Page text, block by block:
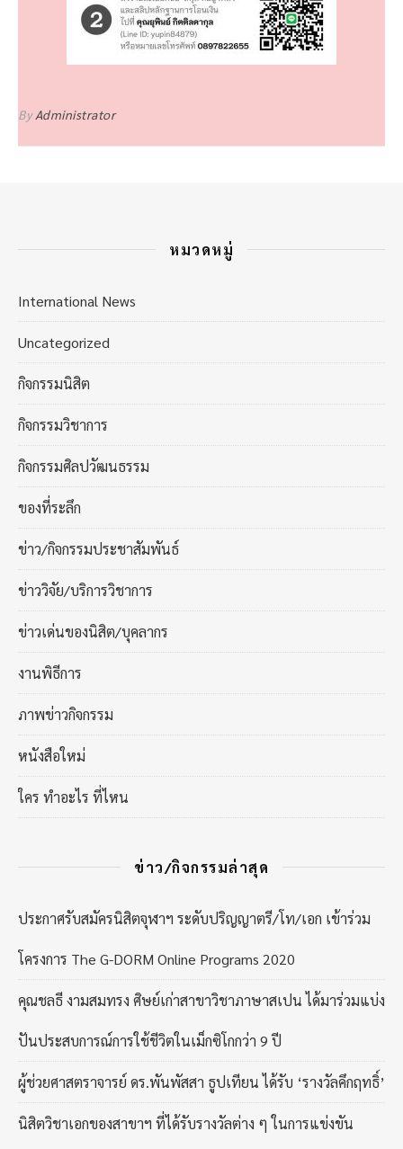
ByAdministrator
หมวดหมู่
International News
Uncategorized
กิจกรรมนิสิต
กิจกรรมวิชาการ
กิจกรรมศิลปวัฒนธรรม
ของที่ระลึก
ข่าว/กิจกรรมประชาสัมพันธ์
ข่าววิจัย/บริการวิชาการ
ข่าวเด่นของนิสิต/บุคลากร
งานพิธีการ
ภาพข่าวกิจกรรม
หนังสือใหม่
ใคร ทำอะไร ที่ไหน
ข่าว/กิจกรรมล่าสุด
ประกาศรับสมัครนิสิตจุฬาฯ ระดับปริญญาตรี/โท/เอก เข้าร่วม
โครงการ The G-DORM Online Programs 2020
คุณชลธี งามสมทรง ศิษย์เก่าสาขาวิชาภาษาสเปน ได้มาร่วมแบ่ง
ปันประสบการณ์การใช้ชีวิตในเม็กซิโกกว่า 9 ปี
ผู้ช่วยศาสตราจารย์ ดร.พันพัสสา ธูปเทียน ได้รับ ‘รางวัลคึกฤทธิ์’
นิสิตวิชาเอกของสาขาฯ ที่ได้รับรางวัลต่าง ๆ ในการแข่งขัน